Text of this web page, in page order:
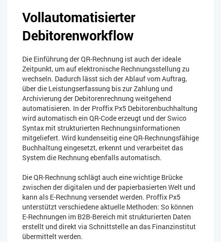
Vollautomatisierter
Debitorenworkflow
Die Einführung der QR-Rechnung ist auch der ideale
Zeitpunkt, um auf elektronische Rechnungsstellung zu
wechseln. Dadurch lässt sich der Ablauf vom Auftrag,
über die Leistungserfassung bis zur Zahlung und
Archivierung der Debitorenrechnung weitgehend
automatisieren. In der Proffix Px5 Debitorenbuchhaltung
wird automatisch ein QR-Code erzeugt und der Swico
Syntax mit strukturierten Rechnungsinformationen
mitgeliefert. Wird kundenseitig eine QR-Rechnungsfähige
Buchhaltung eingesetzt, erkennt und verarbeitet das
System die Rechnung ebenfalls automatisch.
Die QR-Rechnung schlägt auch eine wichtige Brücke
zwischen der digitalen und der papierbasierten Welt und
kann als E-Rechnung versendet werden. Proffix Px5
unterstützt verschiedene aktuelle Methoden: So können
E-Rechnungen im B2B-Bereich mit strukturierten Daten
erstellt und direkt via Schnittstelle an das Finanzinstitut
übermittelt werden.